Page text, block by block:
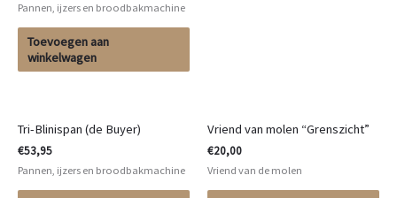
Pannen, ijzers en broodbakmachine
Toevoegen aan
winkelwagen
Tri-Blinispan (de Buyer)
€53,95
Pannen, ijzers en broodbakmachine
Vriend van molen “Grenszicht”
€20,00
Vriend van de molen